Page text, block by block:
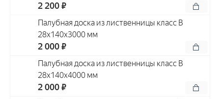
2 200 ₽
Палубная доска из лиственницы класс В
28x140x3000 мм
2 000 ₽
Палубная доска из лиственницы класс В
28x140x4000 мм
2 000 ₽